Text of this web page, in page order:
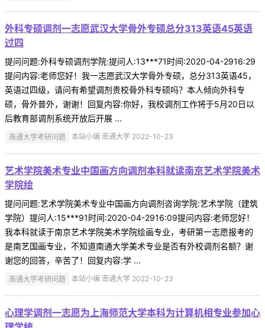
外科专硕调剂一志愿武汉大学骨外专硕总分313英语45英语
过四
提问问题:外科专硕调剂学院:提问人:13***71时间:2020-04-2916:29
提问内容:老师您好！我一志愿武汉大学骨外专硕，总分313英语45，
英语过四级，请问有希望调剂贵校骨外科专硕吗？本人倾向外科专
硕，骨外普外，谢谢！回复内容:你好，我校调剂工作将于5月20日以
后教育部调剂系统开放后开展 ...
南通大学考研问题 本站小编 南通大学 2022-10-23
艺术学院美术专业中国画方向调剂本科就读南京艺术学院美术
学院绘
提问问题:艺术学院美术专业中国画方向调剂咨询学院:艺术学院（建筑
学院）提问人:15***91时间:2020-04-2916:09提问内容:老师您好！
我本科就读于南京艺术学院美术学院绘画专业，考研第一志愿报考的
是南艺国画专业，不知道南通大学美术专业是否有外校调剂名额？谢
谢您的回答，辛苦了！回复内容:学 ...
南通大学考研问题 本站小编 南通大学 2022-10-23
心理学调剂一志愿为上海师范大学本科为计算机相专业参加心